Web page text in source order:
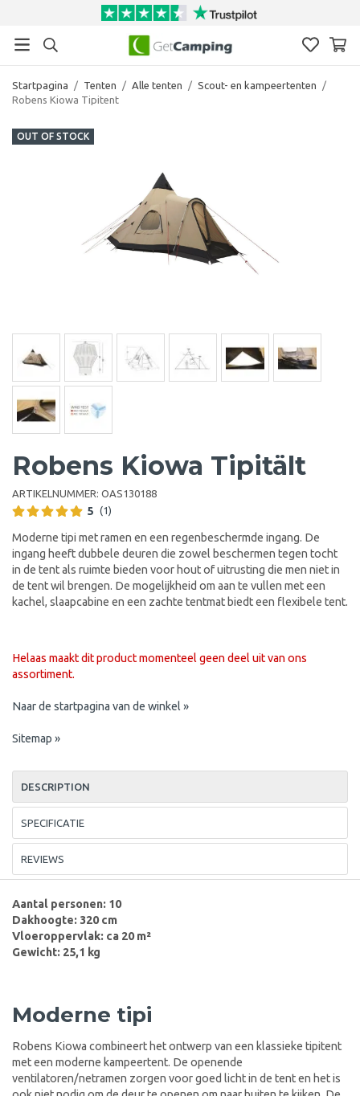
Startpagina / Tenten / Alle tenten / Scout- en kampeertenten
/
Robens Kiowa Tipitent
OUT OF STOCK
Robens Kiowa Tipitält
ARTIKELNUMMER: OAS130188
5 (1)
Moderne tipi met ramen en een regenbeschermde ingang. De
ingang heeft dubbele deuren die zowel beschermen tegen tocht
in de tent als ruimte bieden voor hout of uitrusting die men niet in
de tent wil brengen. De mogelijkheid om aan te vullen met een
kachel, slaapcabine en een zachte tentmat biedt een flexibele tent.
Helaas maakt dit product momenteel geen deel uit van ons
assortiment.
Naar de startpagina van de winkel »
Sitemap »
DESCRIPTION
SPECIFICATIE
REVIEWS
Aantal personen: 10
Dakhoogte: 320 cm
Vloeroppervlak: ca 20 m²
Gewicht: 25,1 kg
Moderne tipi
Robens Kiowa combineert het ontwerp van een klassieke tipitent
met een moderne kampeertent. De openende
ventilatoren/netramen zorgen voor goed licht in de tent en het is